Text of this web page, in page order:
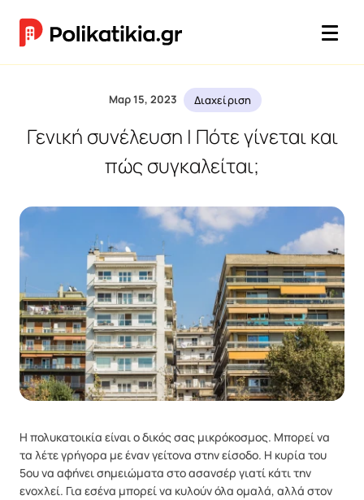
Μαρ 15, 2023 Διαχείριση
Γενική συνέλευση | Πότε γίνεται και
πώς συγκαλείται;
Η πολυκατοικία είναι ο δικός σας μικρόκοσμος. Μπορεί να
τα λέτε γρήγορα με έναν γείτονα στην είσοδο. Η κυρία του
5ου να αφήνει σημειώματα στο ασανσέρ γιατί κάτι την
ενοχλεί. Για εσένα μπορεί να κυλούν όλα ομαλά, αλλά στον